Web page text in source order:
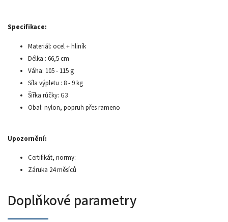
Specifikace:
Materiál: ocel + hliník
Délka : 66,5 cm
Váha: 105 - 115 g
Síla výpletu : 8 - 9 kg
Šířka růčky: G3
Obal: nylon, popruh přes rameno
Upozornění:
Certifikát, normy:
Záruka 24 měsíců
Doplňkové parametry